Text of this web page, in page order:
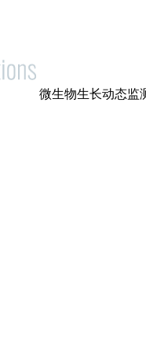
微生物生长动态监